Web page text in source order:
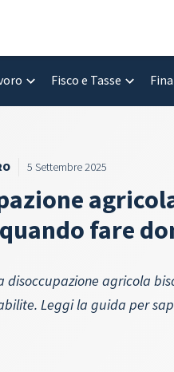
Fisco e Tasse
5 Settembre 2025
fare
disoccupazione agricola
Leggi la guida per